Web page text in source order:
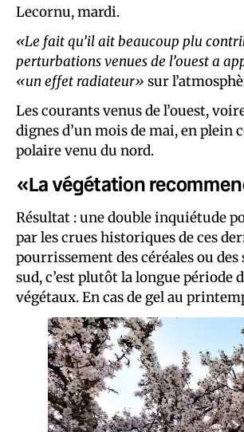
Lecornu, mardi.
«Le fait qu’il ait beaucoup plu
perturbations venues de l’ouest a
«un effet radiateur» sur
Les courants venus de l’ouest,
dignes d’un mois de mai, en plein
polaire venu du nord.
«La végétation
Résultat : une double inquiétude
par les crues historiques de ces
pourrissement des céréales ou
sud, c’est plutôt la longue période
végétaux. En cas de gel au